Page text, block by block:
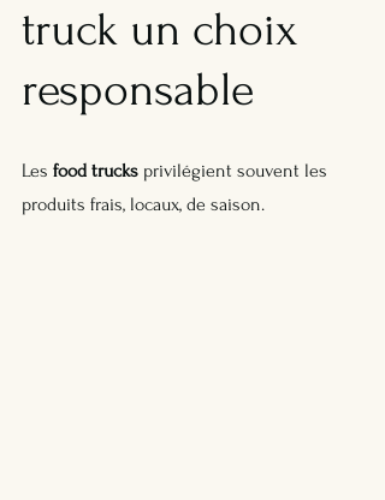
truck un choix
responsable
Les food trucks privilégient souvent les
produits frais, locaux, de saison.